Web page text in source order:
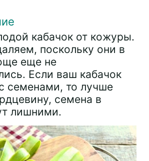
кабачок от кожуры.
поскольку они в
еще не
Если ваш кабачок
семенами, то лучше
семена в
лишними.